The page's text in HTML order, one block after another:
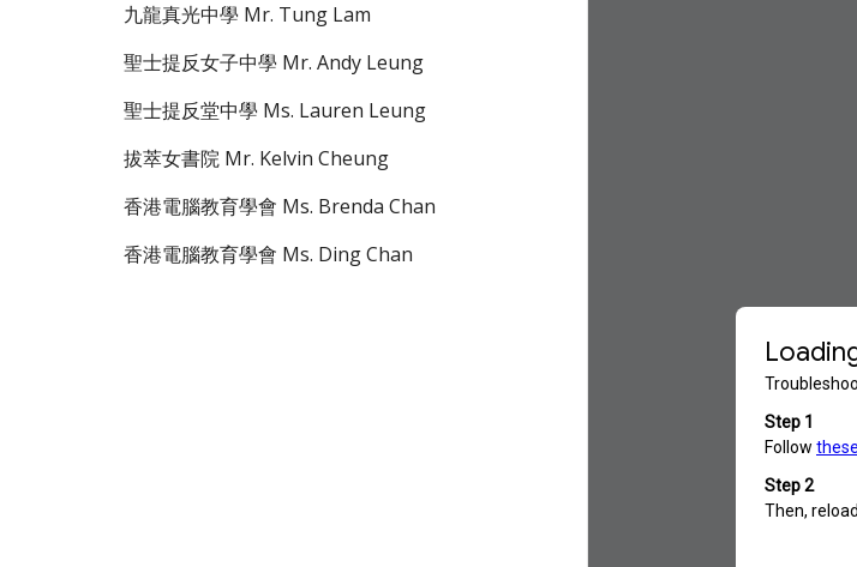
九龍真光中學 Mr. Tung Lam
聖士提反女子中學 Mr. Andy Leung
聖士提反堂中學 Ms. Lauren Leung
拔萃女書院 Mr. Kelvin Cheung
香港電腦教育學會 Ms. Brenda Chan
香港電腦教育學會 Ms. Ding Chan